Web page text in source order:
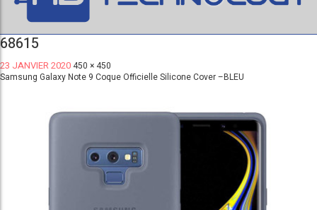
68615
23 JANVIER 2020 450 × 450
Samsung Galaxy Note 9 Coque Officielle Silicone Cover –BLEU